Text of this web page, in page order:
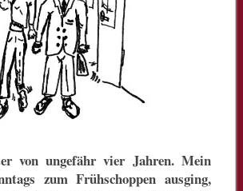
von ungefähr vier Jahren. Mein
zum Frühschoppen ausging,